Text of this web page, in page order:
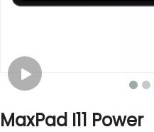
MaxPad I11 Power